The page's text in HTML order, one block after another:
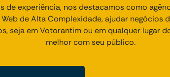
de experiência, nos destacamos como
de Alta Complexidade, ajudar negócios
seja em Votorantim ou em qualquer lugar
melhor com seu público.